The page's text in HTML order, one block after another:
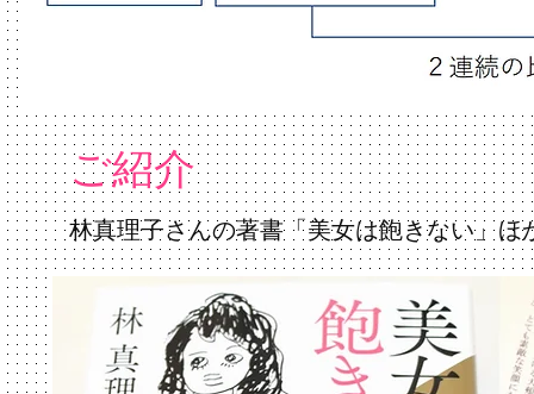
ご紹介​
林真理子さんの著書「美女は飽きない」